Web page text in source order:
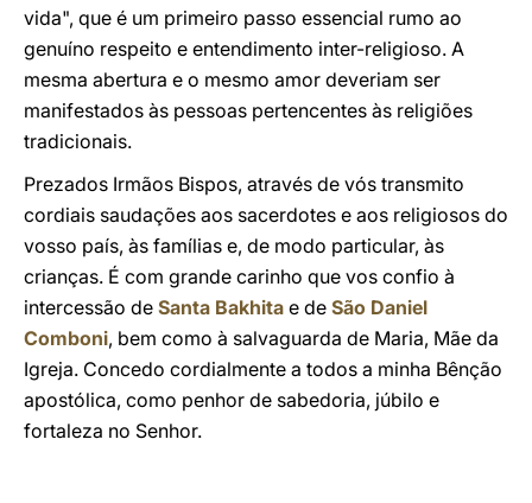
vida", que é um primeiro passo essencial rumo ao
genuíno respeito e entendimento inter-religioso. A
mesma abertura e o mesmo amor deveriam ser
manifestados às pessoas pertencentes às religiões
tradicionais.
Prezados Irmãos Bispos, através de vós transmito
cordiais saudações aos sacerdotes e aos religiosos do
vosso país, às famílias e, de modo particular, às
crianças. É com grande carinho que vos confio à
intercessão de Santa Bakhita e de São Daniel
Comboni, bem como à salvaguarda de Maria, Mãe da
Igreja. Concedo cordialmente a todos a minha Bênção
apostólica, como penhor de sabedoria, júbilo e
fortaleza no Senhor.